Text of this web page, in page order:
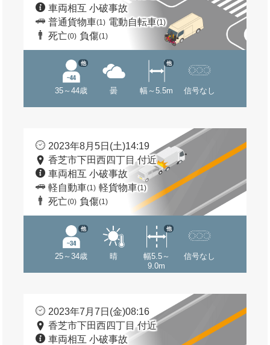
車両相互 小破事故
普通貨物車(1) 電動自転車(1)
死亡(0) 負傷(1)
35～44歳
他
曇 幅～5.5m
他
信号なし
2023年8月5日(土)14:19
香芝市下田西四丁目 付近
車両相互 小破事故
軽自動車(1) 軽貨物車(1)
死亡(0) 負傷(1)
25～34歳
他
晴
幅5.5～
9.0m
他
信号なし
2023年7月7日(金)08:16
香芝市下田西四丁目 付近
車両相互 小破事故